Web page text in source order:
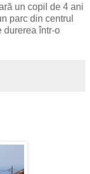
un copil de 4 ani
parc din centrul
durerea într-o